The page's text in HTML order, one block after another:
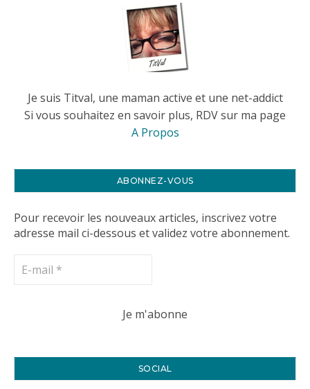
Je suis Titval, une maman active et une net-addict
Si vous souhaitez en savoir plus, RDV sur ma page
A Propos
ABONNEZ-VOUS
Pour recevoir les nouveaux articles, inscrivez votre
adresse mail ci-dessous et validez votre abonnement.
SOCIAL